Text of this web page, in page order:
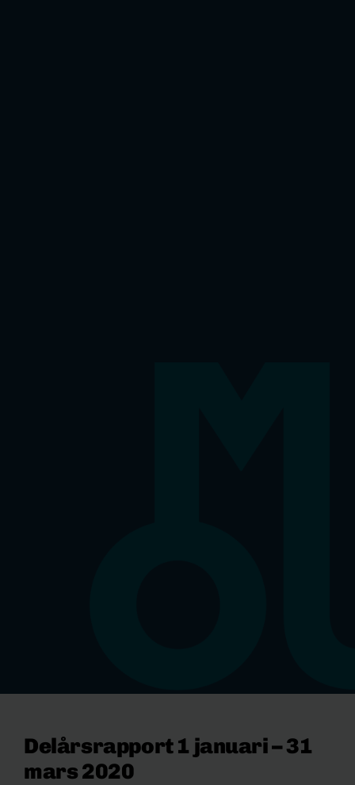
Delårsrapport 1 januari – 31
mars 2020